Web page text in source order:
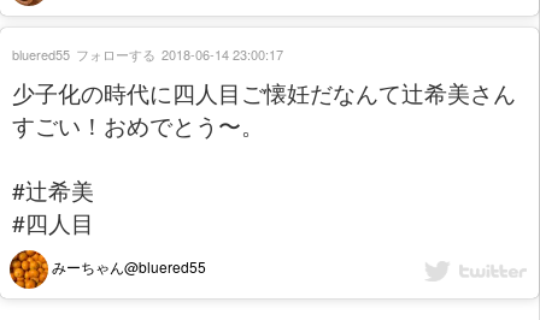
少子化の時代に四人目ご懐妊だなんて辻希美さん
すごい！おめでとう〜。
#辻希美
#四人目
みーちゃん@bluered55
bluered55 フォローする 2018-06-14 23:00:17